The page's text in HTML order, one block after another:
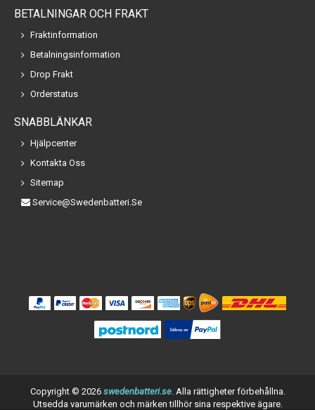
BETALNINGAR OCH FRAKT
Fraktinformation
Betalningsinformation
Drop Frakt
Orderstatus
SNABBLÄNKAR
Hjälpcenter
Kontakta Oss
Sitemap
Service@swedenbatteri.se
Copyright © 2026 swedenbatteri.se. Alla rättigheter förbehållna.
Utsedda varumärken och märken tillhör sina respektive ägare.